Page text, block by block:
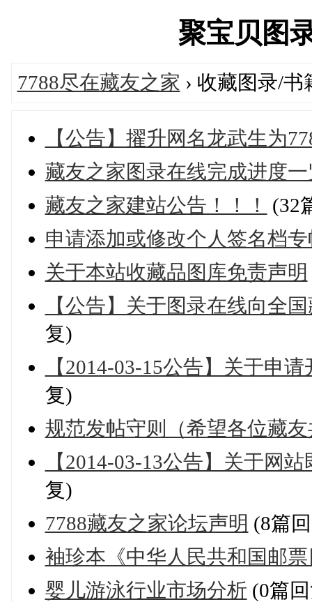
聚宝贝图
7788尽在藏友之家 › 收藏图录/书
【公告】擢升网名龙武生为
藏友之家图录在线完成进度
藏友之家建站公告！！！
(32
申请添加或修改个人签名档专
关于本站收藏品图库免责声明
【公告】关于图录在线向全
复)
【2014-03-15公告】关于申
复)
规范发帖守则（希望各位藏
【2014-03-13公告】关于网
复)
7788藏友之家论坛声明 (8篇
袖珍本《中华人民共和国邮
婴儿游泳行业市场分析 (0篇